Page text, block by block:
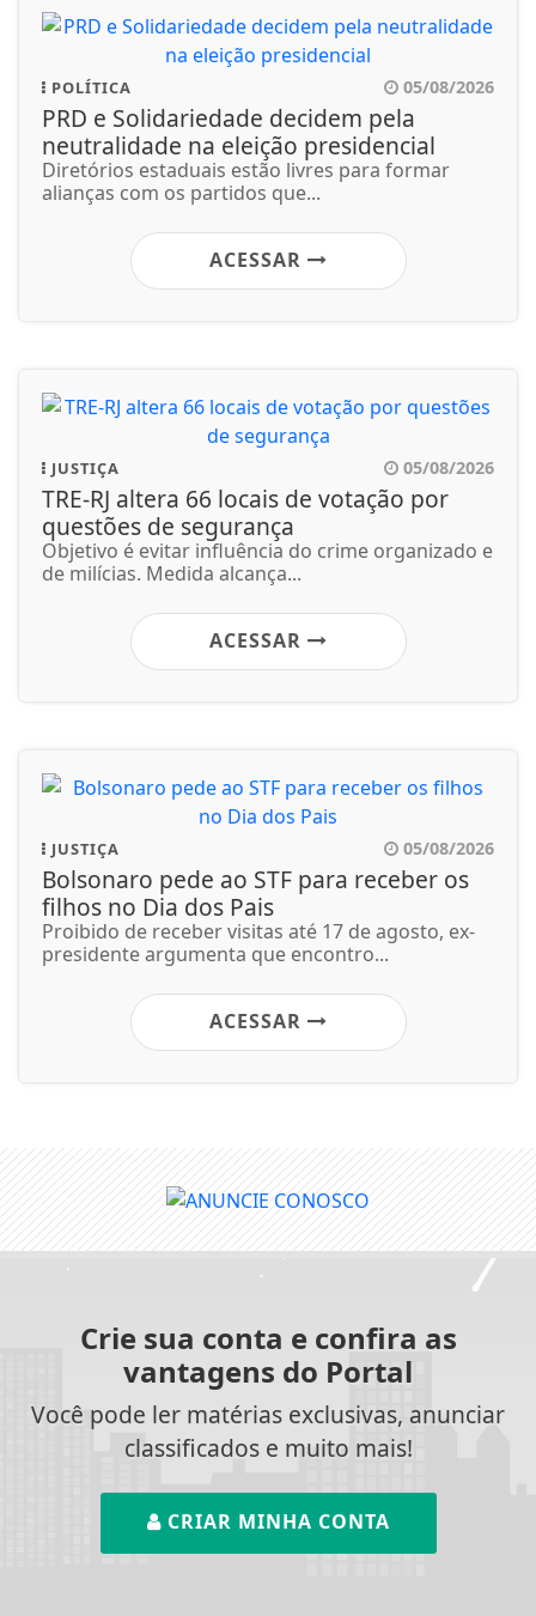
POLÍTICA 05/08/2026
PRD e Solidariedade decidem pela
neutralidade na eleição presidencial
Diretórios estaduais estão livres para formar
alianças com os partidos que...
ACESSAR
JUSTIÇA 05/08/2026
TRE-RJ altera 66 locais de votação por
questões de segurança
Objetivo é evitar influência do crime organizado e
de milícias. Medida alcança...
ACESSAR
JUSTIÇA 05/08/2026
Bolsonaro pede ao STF para receber os
filhos no Dia dos Pais
Proibido de receber visitas até 17 de agosto, ex-
presidente argumenta que encontro...
ACESSAR
Crie sua conta e confira as
vantagens do Portal
Você pode ler matérias exclusivas, anunciar
classificados e muito mais!
CRIAR MINHA CONTA